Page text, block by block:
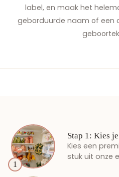
label, en maak het
geborduurde naam of een
1
Stap 1: Kies
Kies een
stuk uit onze